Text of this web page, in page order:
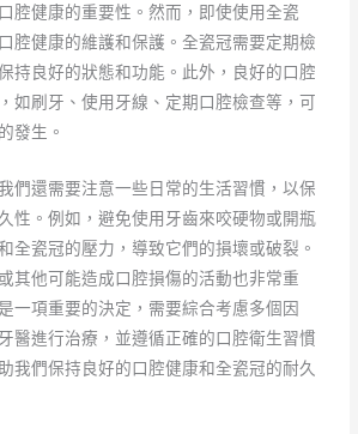
腔健康的重要性。然而，即使使用全瓷
腔健康的維護和保護。全瓷冠需要定期檢
持良好的狀態和功能。此外，良好的口腔
如刷牙、使用牙線、定期口腔檢查等，可
發生。
們還需要注意一些日常的生活習慣，以保
性。例如，避免使用牙齒來咬硬物或開瓶
全瓷冠的壓力，導致它們的損壞或破裂。
其他可能造成口腔損傷的活動也非常重
一項重要的決定，需要綜合考慮多個因
醫進行治療，並遵循正確的口腔衛生習慣
我們保持良好的口腔健康和全瓷冠的耐久